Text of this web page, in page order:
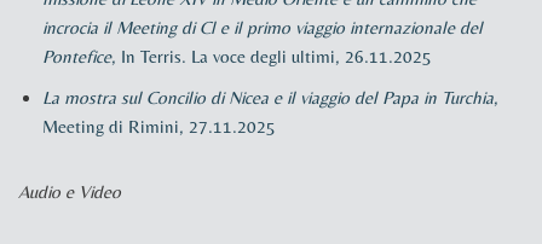
incrocia il Meeting di Cl e il primo viaggio internazionale del
Pontefice, In Terris. La voce degli ultimi, 26.11.2025
La mostra sul Concilio di Nicea e il viaggio del Papa in Turchia,
Meeting di Rimini, 27.11.2025
Audio e Video